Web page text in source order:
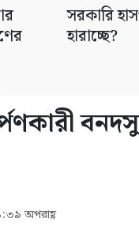
সরকারি
হারাচ্ছে?
অপরাহ্ণ